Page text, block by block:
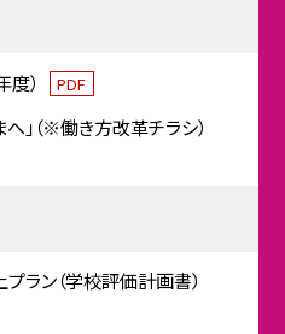
） PDF
」（※働き方改革チラシ）
ン（学校評価計画書）